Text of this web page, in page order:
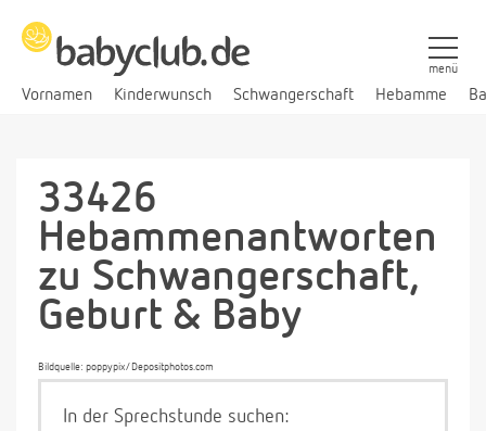
Vornamen Kinderwunsch Schwangerschaft Hebamme
menü
33426
Hebammenantworten
zu Schwangerschaft,
Geburt & Baby
Bildquelle: poppypix/Depositphotos.com
In der Sprechstunde suchen: